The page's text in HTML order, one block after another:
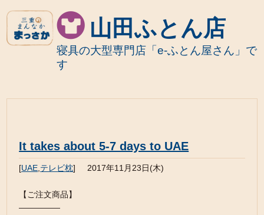
山田ふとん店
寝具の大型専門店「e-ふとん屋さん」で
す
It takes about 5-7 days to UAE
[UAE テレビ枕] 2017年11月23日(木)
【ご注文商品】
—————